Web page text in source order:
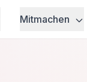
Mitmachen